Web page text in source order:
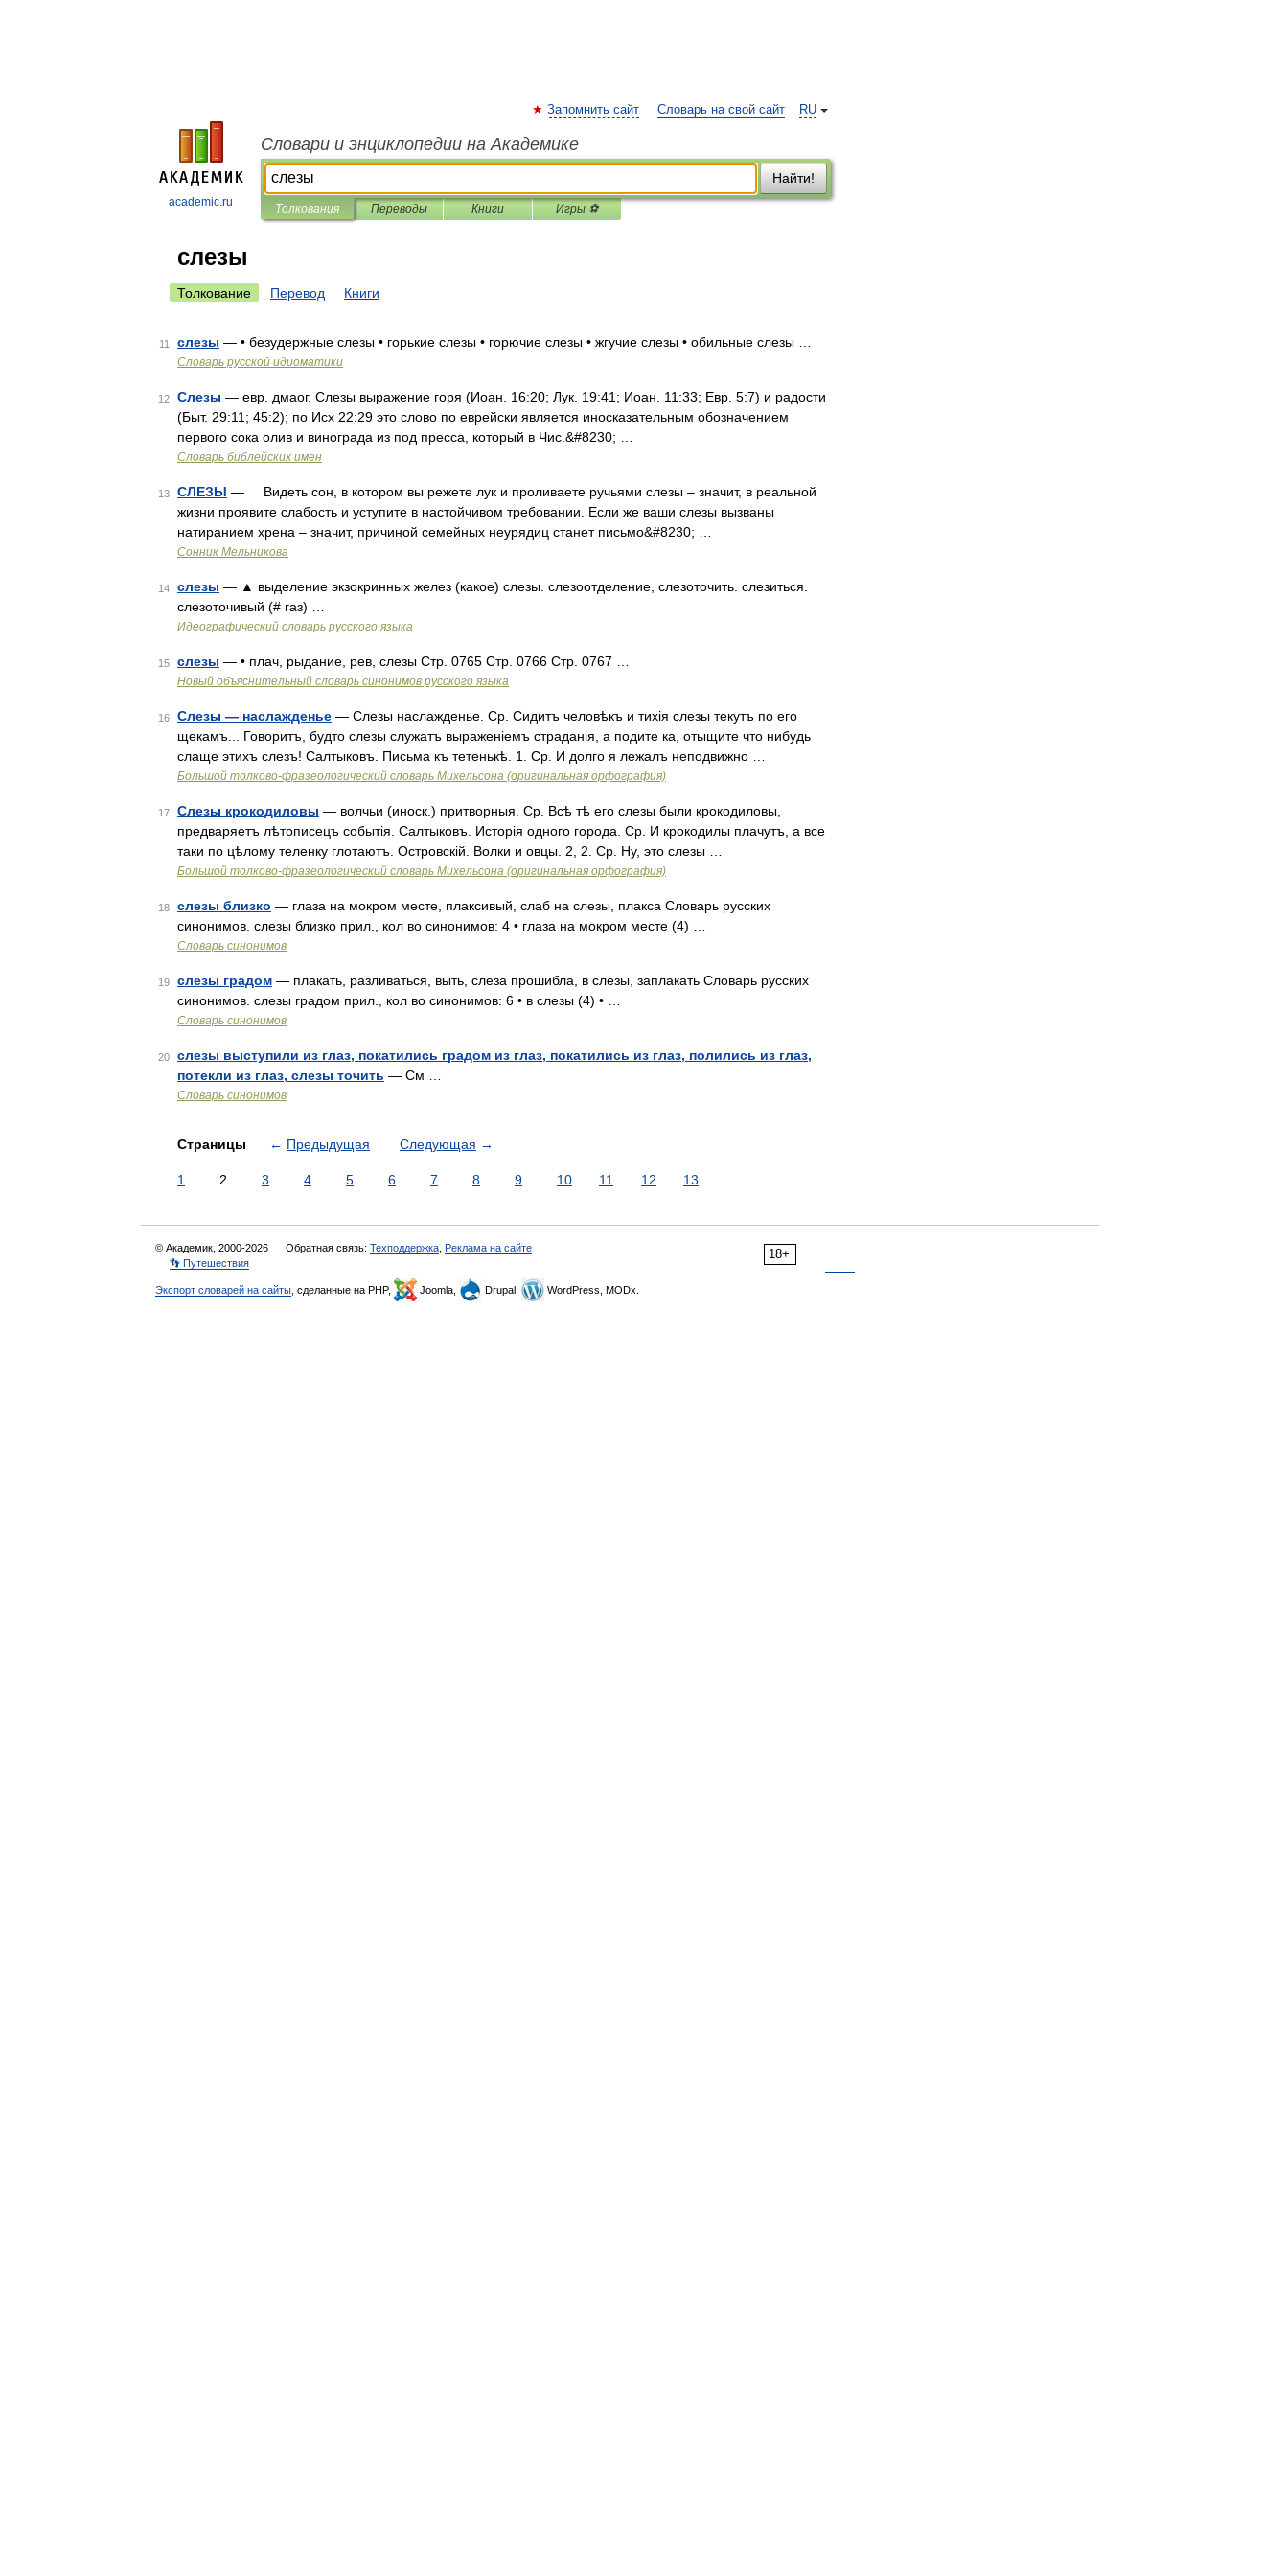
academic.ru
RU
Запомнить сайт Словарь на свой сайт
Словари и энциклопедии на Академике
Найти!
Толкования Переводы Книги Игры ⚽
слезы
Толкование Перевод Книги
11 слезы — • безудержные слезы • горькие слезы • горючие слезы • жгучие слезы • обильные слезы …
Словарь русской идиоматики
12 Слезы — евр. дмаог. Слезы выражение горя (Иоан. 16:20; Лук. 19:41; Иоан. 11:33; Евр. 5:7) и радости
(Быт. 29:11; 45:2); по Исх 22:29 это слово по еврейски является иносказательным обозначением
первого сока олив и винограда из под пресса, который в Чис.&#8230; …
Словарь библейских имен
13 СЛЕЗЫ — Видеть сон, в котором вы режете лук и проливаете ручьями слезы – значит, в реальной
жизни проявите слабость и уступите в настойчивом требовании. Если же ваши слезы вызваны
натиранием хрена – значит, причиной семейных неурядиц станет письмо&#8230; …
Сонник Мельникова
14 слезы — ▲ выделение экзокринных желез (какое) слезы. слезоотделение, слезоточить. слезиться.
слезоточивый (# газ) …
Идеографический словарь русского языка
15 слезы — • плач, рыдание, рев, слезы Стр. 0765 Стр. 0766 Стр. 0767 …
Новый объяснительный словарь синонимов русского языка
16 Слезы — наслажденье — Слезы наслажденье. Ср. Сидитъ человѣкъ и тихія слезы текутъ по его
щекамъ... Говоритъ, будто слезы служатъ выраженіемъ страданія, а подите ка, отыщите что нибудь
слаще этихъ слезъ! Салтыковъ. Письма къ тетенькѣ. 1. Ср. И долго я лежалъ неподвижно …
Большой толково-фразеологический словарь Михельсона (оригинальная орфография)
17 Слезы крокодиловы — волчьи (иноск.) притворныя. Ср. Всѣ тѣ его слезы были крокодиловы,
предваряетъ лѣтописецъ событія. Салтыковъ. Исторія одного города. Ср. И крокодилы плачутъ, а все
таки по цѣлому теленку глотаютъ. Островскій. Волки и овцы. 2, 2. Ср. Ну, это слезы …
Большой толково-фразеологический словарь Михельсона (оригинальная орфография)
18 слезы близко — глаза на мокром месте, плаксивый, слаб на слезы, плакса Словарь русских
синонимов. слезы близко прил., кол во синонимов: 4 • глаза на мокром месте (4) …
Словарь синонимов
19 слезы градом — плакать, разливаться, выть, слеза прошибла, в слезы, заплакать Словарь русских
синонимов. слезы градом прил., кол во синонимов: 6 • в слезы (4) • …
Словарь синонимов
20
слезы выступили из глаз, покатились градом из глаз, покатились из глаз, полились из глаз,
потекли из глаз, слезы точить — См …
Словарь синонимов
Страницы ← Предыдущая Следующая →
1 2 3 4 5 6 7 8 9 10 11 12 13
18+
© Академик, 2000-2026 Обратная связь: Техподдержка Реклама на сайте
👣 Путешествия
Экспорт словарей на сайты , сделанные на PHP, Joomla, Drupal, WordPress, MODx.